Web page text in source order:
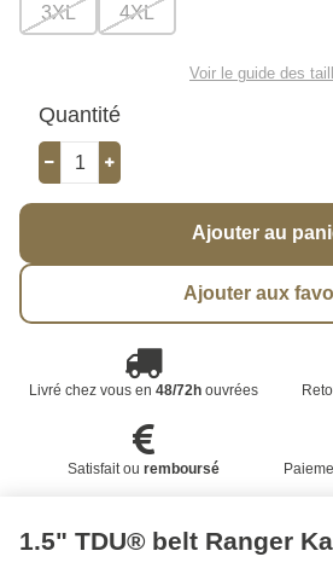
3XL 4XL
Voir le guide des
Quantité
Ajouter au
Ajouter aux
Livré chez vous en 48/72houvrées
Satisfait ou remboursé
1.5" TDU® belt Ranger